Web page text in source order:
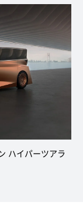
ハイパーツアラ